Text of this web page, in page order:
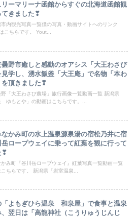
リーマリーナ函館からすぐの北海道函館観
てきました❣
内観光写真一覧僕の写真・動画サイトへのリンク
こちらです。 Yout...
曇野市癒しと感動のオアシス「大王わさび
見学し、湧水飯釜「大王庵」で名物「本わ
を頂きました❣
「大王わさび農場」旅行画像一覧動画一覧 新潟県
ゆもとや」の動画はこちらです。...
なかみ町の水上温泉源泉湯の宿松乃井に宿
ロープウェイに乗って紅葉を観に行って
❣
かみ町『谷川岳ロープウェイ』紅葉写真一覧動画一覧
ちらです。 新潟県「岩室温泉...
「よもぎひら温泉 和泉屋」で食事と温泉
、翌日は「高龍神社（こうりゅうじんじ